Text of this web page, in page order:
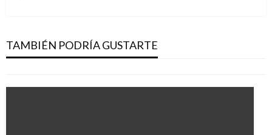
TAMBIÉN PODRÍA GUSTARTE
Fuerzas Militares
Manuel Reyes Beltran viernes junio 19, 2020